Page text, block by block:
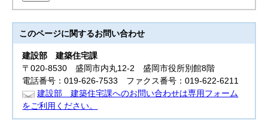
このページに関するお問い合わせ
建設部建築住宅課
〒020-8530 盛岡市内丸12-2 盛岡市役所別館8階
電話番号：019-626-7533 ファクス番号：019-622-6211
建設部 建築住宅課へのお問い合わせは専用フォーム
をご利用ください。